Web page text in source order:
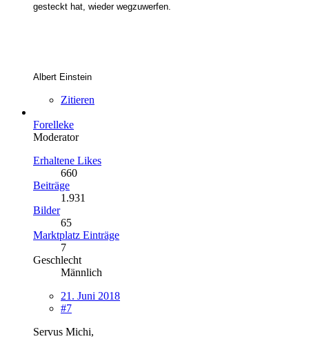
gesteckt hat, wieder wegzuwerfen.
Albert Einstein
Zitieren
Forelleke
Moderator
Erhaltene Likes
660
Beiträge
1.931
Bilder
65
Marktplatz Einträge
7
Geschlecht
Männlich
21. Juni 2018
#7
Servus Michi,